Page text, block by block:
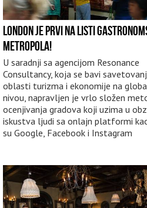
LONDON JE PRVI NA LISTI
METROPOLA!
U saradnji sa agencijom Resonance
Consultancy, koja se bavi
oblasti turizma i ekonomije na
nivou, napravljen je vrlo složen
ocenjivanja gradova koji uzima u
iskustva ljudi sa onlajn platformi
su Google, Facebook i Instagram